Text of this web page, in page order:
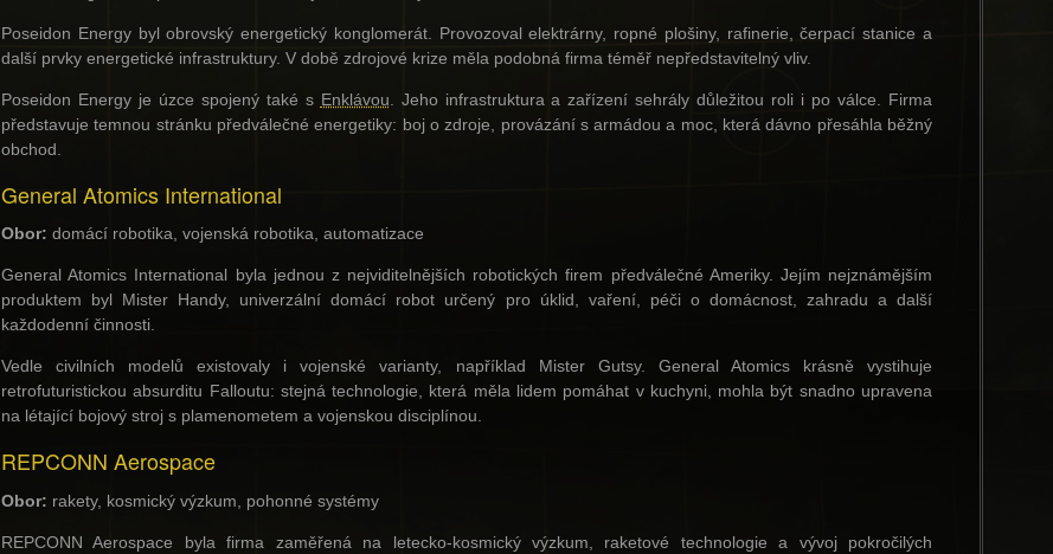
Poseidon Energy byl obrovský energetický konglomerát. Provozoval elektrárny, ropné plošiny, rafinerie, čerpací stanice a
další prvky energetické infrastruktury. V době zdrojové krize měla podobná firma téměř nepředstavitelný vliv.
Poseidon Energy je úzce spojený také s Enklávou . Jeho infrastruktura a zařízení sehrály důležitou roli i po válce. Firma
představuje temnou stránku předválečné energetiky: boj o zdroje, provázání s armádou a moc, která dávno přesáhla běžný
obchod.
General Atomics International
Obor: domácí robotika, vojenská robotika, automatizace
General Atomics International byla jednou z nejviditelnějších robotických firem předválečné Ameriky. Jejím nejznámějším
produktem byl Mister Handy, univerzální domácí robot určený pro úklid, vaření, péči o domácnost, zahradu a další
každodenní činnosti.
Vedle civilních modelů existovaly i vojenské varianty, například Mister Gutsy. General Atomics krásně vystihuje
retrofuturistickou absurditu Falloutu: stejná technologie, která měla lidem pomáhat v kuchyni, mohla být snadno upravena
na létající bojový stroj s plamenometem a vojenskou disciplínou.
REPCONN Aerospace
Obor: rakety, kosmický výzkum, pohonné systémy
REPCONN Aerospace byla firma zaměřená na letecko-kosmický výzkum, raketové technologie a vývoj pokročilých